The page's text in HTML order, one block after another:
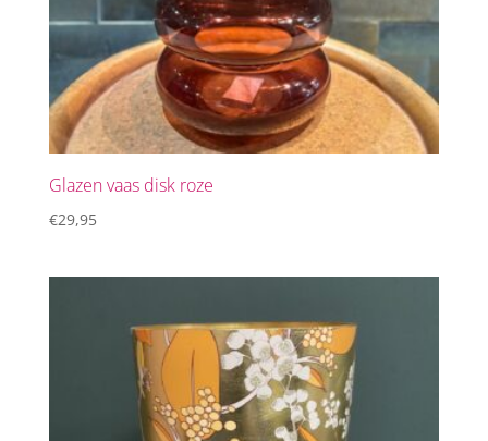
Glazen vaas disk roze
€29,95